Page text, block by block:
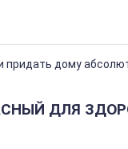
дому
ДЛЯ